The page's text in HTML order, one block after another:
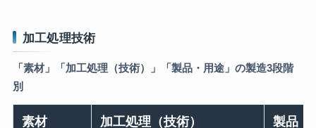
加工処理技術
「素材」「加工処理（技術）」「製品・用途」の製造3段階
別
素材 加工処理（技術） 製品・